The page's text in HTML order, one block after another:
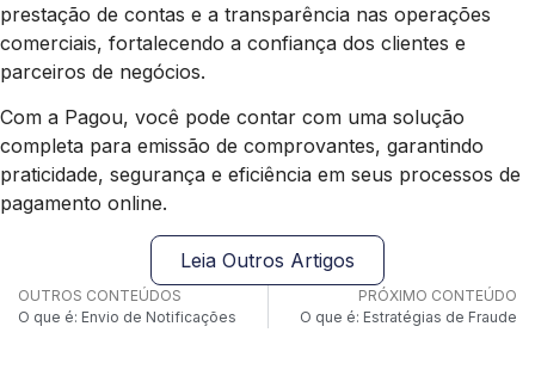
prestação de contas e a transparência nas operações
comerciais, fortalecendo a confiança dos clientes e
parceiros de negócios.
Com a Pagou, você pode contar com uma solução
completa para emissão de comprovantes, garantindo
praticidade, segurança e eficiência em seus processos de
pagamento online.
Leia Outros Artigos
OUTROS CONTEÚDOS
O que é: Envio de Notificações
PRÓXIMO CONTEÚDO
O que é: Estratégias de Fraude